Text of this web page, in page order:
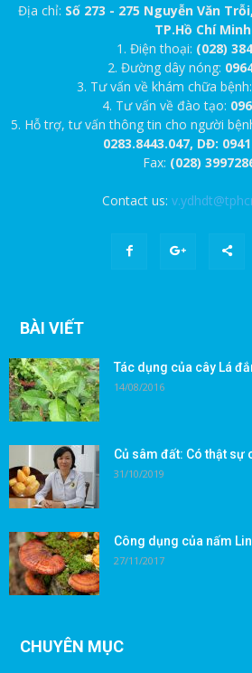
Địa chỉ: Số 273 - 275 Nguyễn Văn
TP.Hồ Chí Minh
1. Điện thoại: (028)
2. Đường dây nóng:
3. Tư vấn về khám chữa bệnh:
4. Tư vấn về đào tạo:
5. Hỗ trợ, tư vấn thông tin cho người
0283.8443.047, DĐ:
Fax: (028)
Contact us:
BÀI VIẾT
Tác dụng của cây Lá
14/08/2016
Củ sâm đất: Có thật sự
31/10/2019
Công dụng của nấm
27/11/2017
CHUYÊN MỤC